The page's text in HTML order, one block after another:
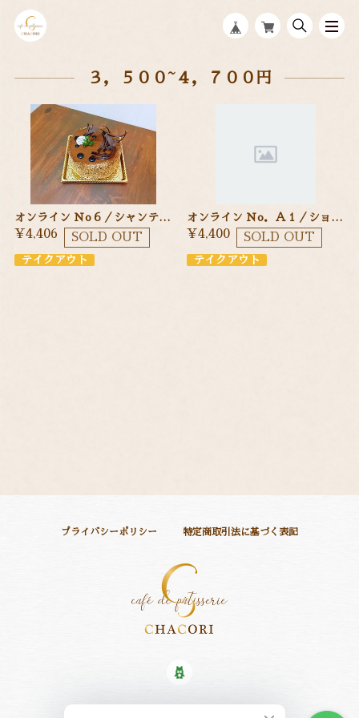
３，５００~４，７００円
オンライン Ｎo６／シャンティ・ショコラ １２cm チョコ生クリームのケーキ
¥4,406 SOLD OUT
テイクアウト
オンライン Ｎo．Ａ１／ショートケーキ １２cm 季節のフルーツを使ったショートケーキ
¥4,400 SOLD OUT
テイクアウト
プライバシーポリシー 特定商取引法に基づく表記